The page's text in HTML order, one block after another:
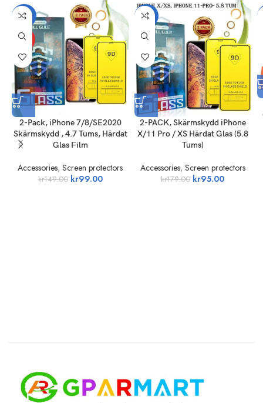
-34%
HOT
2-Pack, iPhone 7/8/SE2020
Skärmskydd , 4.7 Tums, Härdat
Glas Film
Accessories, Screen protectors
kr149.00 kr99.00
-47%
2-PACK, Skärmskydd iPhone
X/11 Pro / XS Härdat Glas (5.8
Tums)
Accessories, Screen protectors
kr179.00 kr95.00